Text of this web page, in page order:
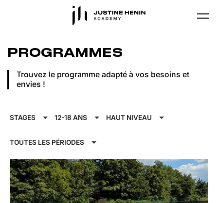
Skip to main content
PROGRAMMES
Trouvez le programme adapté à vos besoins et
envies !
STAGES 12-18 ANS HAUT NIVEAU
TOUTES LES PÉRIODES